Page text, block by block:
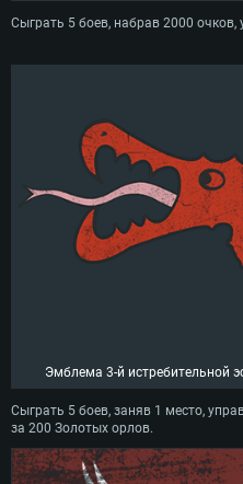
Сыграть 5 боев, набрав 2000
Эмблема 3-й истребительной
Сыграть 5 боев, заняв 1 место,
за 200 Золотых орлов.